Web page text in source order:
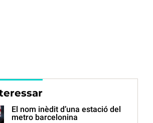
El nom inèdit d’una estació del
metro barcelonina